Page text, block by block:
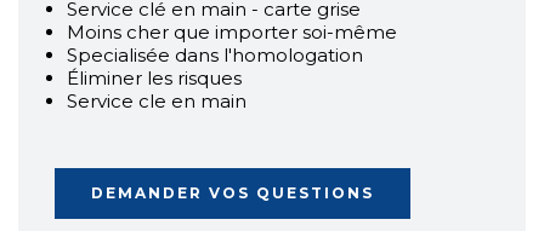
Service clé en main - carte grise
Moins cher que importer soi-même
Specialisée dans l'homologation
Éliminer les risques
Service cle en main
DEMANDER VOS QUESTIONS